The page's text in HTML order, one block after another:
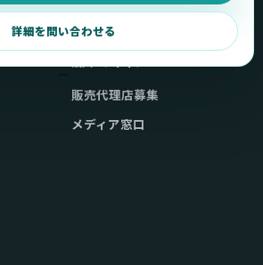
詳細を問い合わせる
販売代理店募集
メディア窓口